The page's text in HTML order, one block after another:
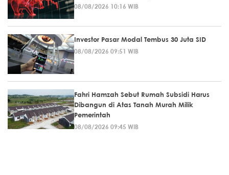
08/08/2026 10:16 WIB
Investor Pasar Modal Tembus 30 Juta SID
08/08/2026 09:51 WIB
Fahri Hamzah Sebut Rumah Subsidi Harus
Dibangun di Atas Tanah Murah Milik
Pemerintah
08/08/2026 09:45 WIB